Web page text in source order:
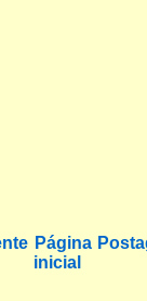
Página
inicial